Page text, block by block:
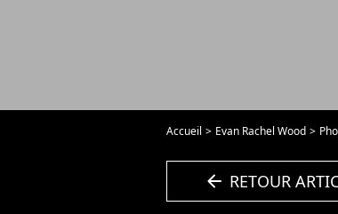
Accueil Evan Rachel Wood
arrow_left RETOUR